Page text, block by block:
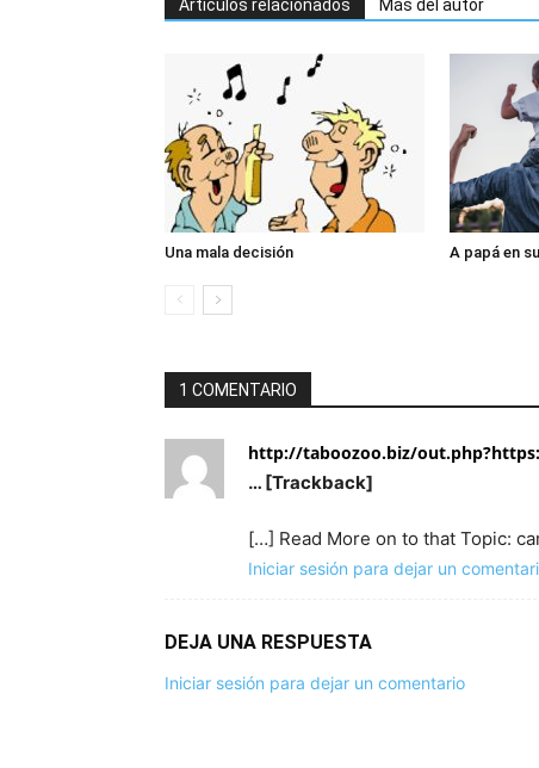
Artículos relacionados Más del autor
Una mala decisión A papá en
1 COMENTARIO
http://taboozoo.biz/
… [Trackback]
[…] Read More on to that Topic:
Iniciar sesión para dejar un
DEJA UNA RESPUESTA
Iniciar sesión para dejar un comentario